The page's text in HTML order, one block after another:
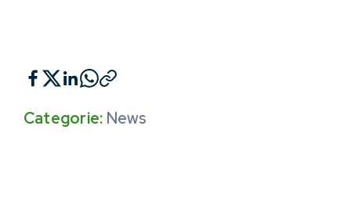
Categorie: News